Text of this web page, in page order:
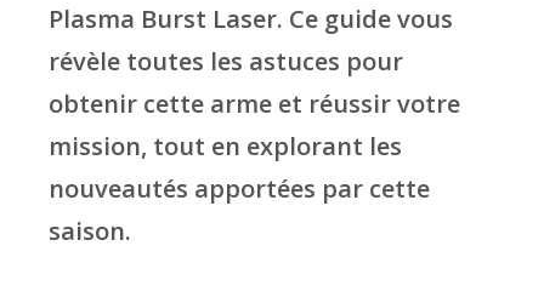
Plasma Burst Laser. Ce guide vous
révèle toutes les astuces pour
obtenir cette arme et réussir votre
mission, tout en explorant les
nouveautés apportées par cette
saison.